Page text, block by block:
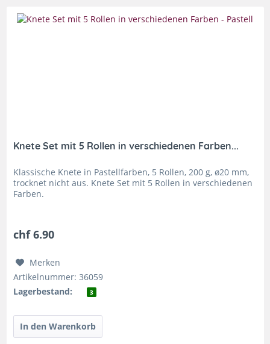
Knete Set mit 5 Rollen in verschiedenen Farben...
Klassische Knete in Pastellfarben, 5 Rollen, 200 g, ø20 mm,
trocknet nicht aus. Knete Set mit 5 Rollen in verschiedenen
Farben.
chf 6.90
Merken
Artikelnummer: 36059
Lagerbestand:
3